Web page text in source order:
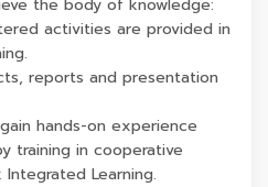
the body of knowledge:
activities are provided in
reports and presentation
hands-on experience
training in cooperative
Learning.